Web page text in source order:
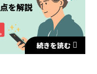
続きを読む